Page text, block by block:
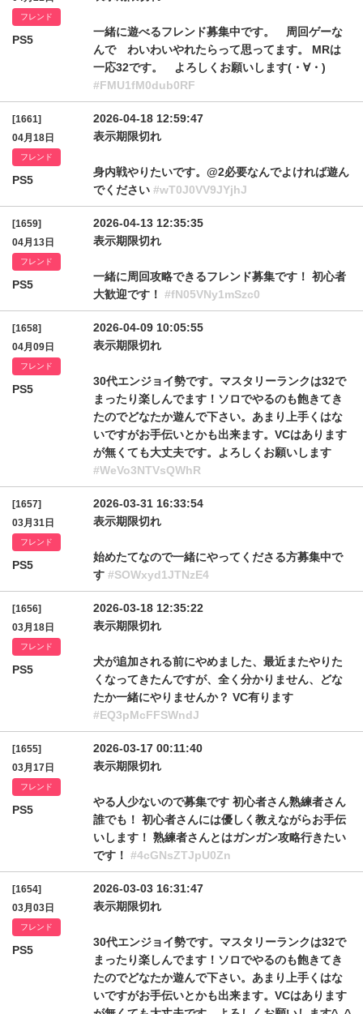
フレンド
PS5
一緒に遊べるフレンド募集中です。 周回ゲーな
んで わいわいやれたらって思ってます。 MRは
一応32です。 よろしくお願いします(・∀・)
#FMU1fM0dub0RF
[1661]
04月18日
フレンド
PS5
2026-04-18 12:59:47
表示期限切れ
身内戦やりたいです。@2必要なんでよければ遊ん
でください #wT0J0VV9JYjhJ
[1659]
04月13日
フレンド
PS5
2026-04-13 12:35:35
表示期限切れ
一緒に周回攻略できるフレンド募集です！ 初心者
大歓迎です！ #fN05VNy1mSzc0
[1658]
04月09日
フレンド
PS5
2026-04-09 10:05:55
表示期限切れ
30代エンジョイ勢です。マスタリーランクは32で
まったり楽しんでます！ソロでやるのも飽きてき
たのでどなたか遊んで下さい。あまり上手くはな
いですがお手伝いとかも出来ます。VCはあります
が無くても大丈夫です。よろしくお願いします
#WeVo3NTVsQWhR
[1657]
03月31日
フレンド
PS5
2026-03-31 16:33:54
表示期限切れ
始めたてなので一緒にやってくださる方募集中で
す #SOWxyd1JTNzE4
[1656]
03月18日
フレンド
PS5
2026-03-18 12:35:22
表示期限切れ
犬が追加される前にやめました、最近またやりた
くなってきたんですが、全く分かりません、どな
たか一緒にやりませんか？ VC有ります
#EQ3pMcFFSWndJ
[1655]
03月17日
フレンド
PS5
2026-03-17 00:11:40
表示期限切れ
やる人少ないので募集です 初心者さん熟練者さん
誰でも！ 初心者さんには優しく教えながらお手伝
いします！ 熟練者さんとはガンガン攻略行きたい
です！ #4cGNsZTJpU0Zn
[1654]
03月03日
フレンド
PS5
2026-03-03 16:31:47
表示期限切れ
30代エンジョイ勢です。マスタリーランクは32で
まったり楽しんでます！ソロでやるのも飽きてき
たのでどなたか遊んで下さい。あまり上手くはな
いですがお手伝いとかも出来ます。VCはあります